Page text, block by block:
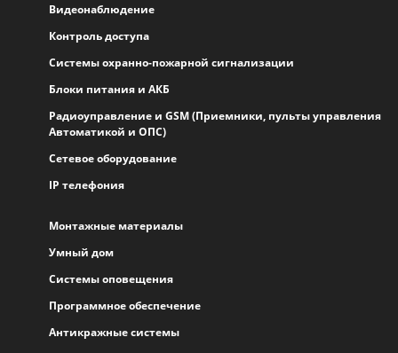
Видеонаблюдение
Контроль доступа
Системы охранно-пожарной сигнализации
Блоки питания и АКБ
Радиоуправление и GSM (Приемники, пульты управления
Автоматикой и ОПС)
Сетевое оборудование
IP телефония
Монтажные материалы
Умный дом
Системы оповещения
Программное обеспечение
Антикражные системы